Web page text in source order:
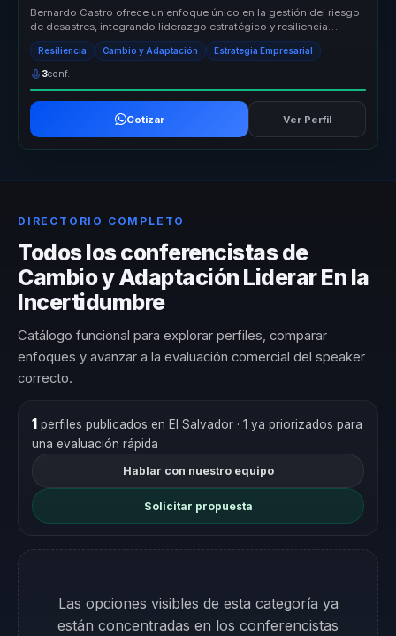
Bernardo Castro ofrece un enfoque único en la gestión del riesgo
de desastres, integrando liderazgo estratégico y resiliencia
organizacio...
Resiliencia Cambio y Adaptación Estrategia Empresarial
3conf.
Cotizar Ver Perfil
DIRECTORIO COMPLETO
Todos los conferencistas de
Cambio y Adaptación Liderar En la
Incertidumbre
Catálogo funcional para explorar perfiles, comparar
enfoques y avanzar a la evaluación comercial del speaker
correcto.
1 perfiles publicados en El Salvador · 1 ya priorizados para
una evaluación rápida
Hablar con nuestro equipo
Solicitar propuesta
Las opciones visibles de esta categoría ya
están concentradas en los conferencistas